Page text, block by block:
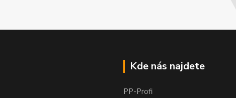
Kde nás najdete
PP-Profi